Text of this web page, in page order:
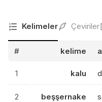
Kelimeler Çeviriler
# kelime
1 kalu
2 beşşernake